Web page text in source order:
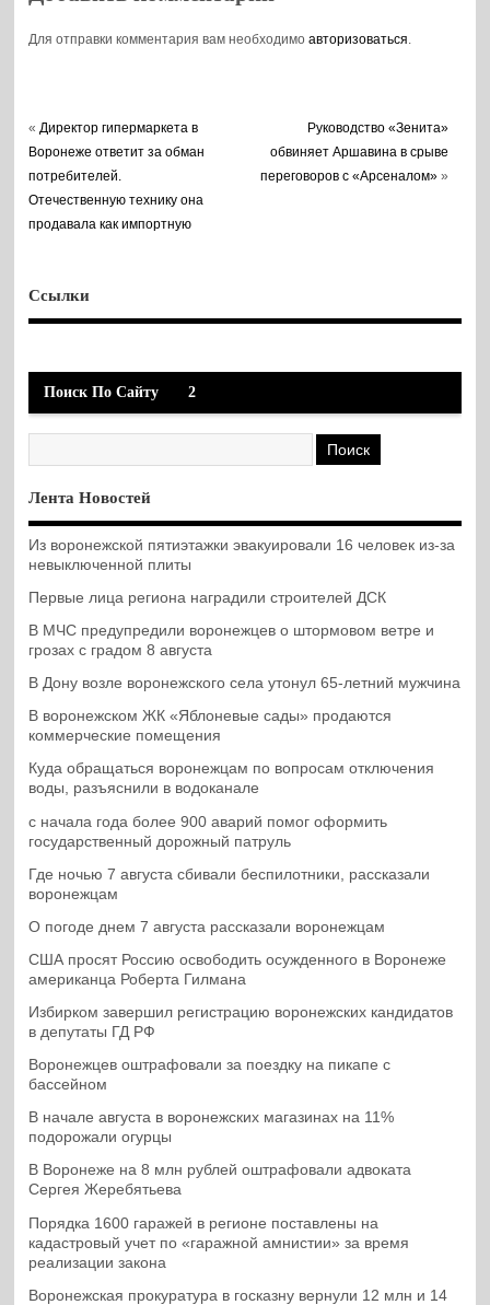
Для отправки комментария вам необходимоавторизоваться
« Директор гипермаркета в
Воронеже ответит за обман
потребителей.
Отечественную технику она
продавала как импортную
Руководство «Зенита»
обвиняет Аршавина в срыве
переговоров c «Арсеналом» »
Ссылки
Поиск По Сайту 2
Лента Новостей
Из воронежской пятиэтажки эвакуировали 16 человек из-за
невыключенной плиты
Первые лица региона наградили строителей ДСК
В МЧС предупредили воронежцев о штормовом ветре и
грозах с градом 8 августа
В Дону возле воронежского села утонул 65-летний мужчина
В воронежском ЖК «Яблоневые сады» продаются
коммерческие помещения
Куда обращаться воронежцам по вопросам отключения
воды, разъяснили в водоканале
с начала года более 900 аварий помог оформить
государственный дорожный патруль
Где ночью 7 августа сбивали беспилотники, рассказали
воронежцам
О погоде днем 7 августа рассказали воронежцам
США просят Россию освободить осужденного в Воронеже
американца Роберта Гилмана
Избирком завершил регистрацию воронежских кандидатов
в депутаты ГД РФ
Воронежцев оштрафовали за поездку на пикапе с
бассейном
В начале августа в воронежских магазинах на 11%
подорожали огурцы
В Воронеже на 8 млн рублей оштрафовали адвоката
Сергея Жеребятьева
Порядка 1600 гаражей в регионе поставлены на
кадастровый учет по «гаражной амнистии» за время
реализации закона
Воронежская прокуратура в госказну вернули 12 млн и 14